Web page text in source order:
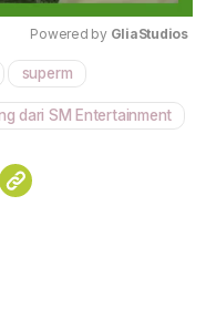
Powered by GliaStudios
superm
dari SM Entertainment